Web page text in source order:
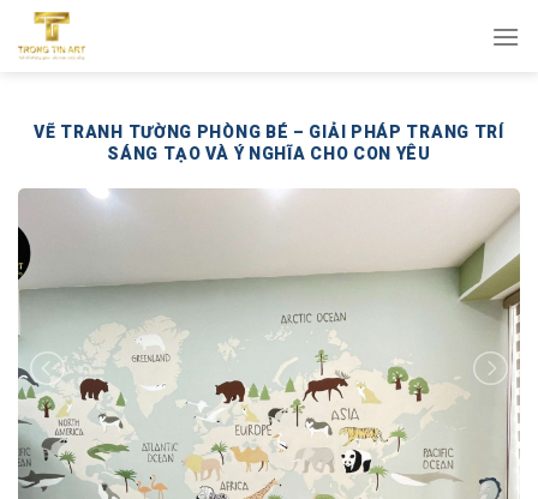
qua
VẼ TRANH TƯỜNG PHÒNG BÉ – GIẢI PHÁP TRANG TRÍ
SÁNG TẠO VÀ Ý NGHĨA CHO CON YÊU